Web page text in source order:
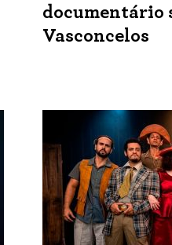
documentário
Vasconcelos